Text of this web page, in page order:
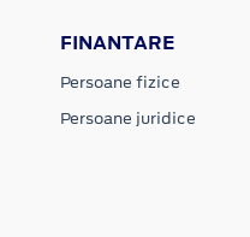
FINANTARE
Persoane fizice
Persoane juridice